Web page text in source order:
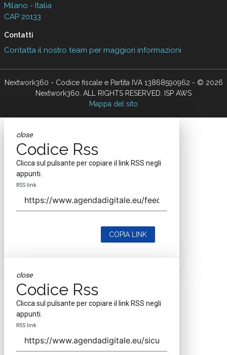
Milano - Italia
CAP 20133
Contatti
Contatta il nostro team per maggiori informazioni
Nextwork360 - Codice fiscale e Partita IVA 13868590962 - © 2026
Nextwork360. ALL RIGHTS RESERVED. ISP AWS
Mappa del sito
close
Codice Rss
Clicca sul pulsante per copiare il link RSS negli
appunti.
RSS link
COPIA LINK
close
Codice Rss
Clicca sul pulsante per copiare il link RSS negli
appunti.
RSS link